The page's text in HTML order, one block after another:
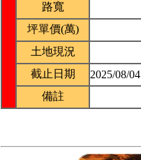
路寬
坪單價(萬)
土地現況
截止日期
2025/08/04
備註